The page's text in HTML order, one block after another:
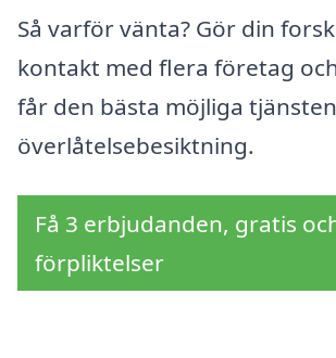
Så varför vänta? Gör din
kontakt med flera företag
får den bästa möjliga
överlåtelsebesiktning.
Få 3 erbjudanden, gratis
förpliktelser